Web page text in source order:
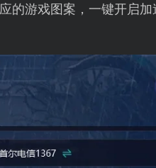
的游戏图案，一键开启加